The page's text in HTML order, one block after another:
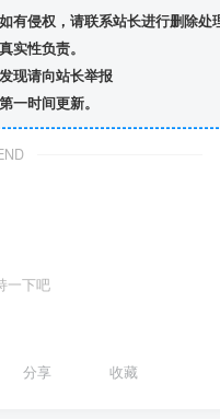
侵权，请联系站长进行删除处
实性负责。
现请向站长举报
一时间更新。
一下吧
分享 收藏